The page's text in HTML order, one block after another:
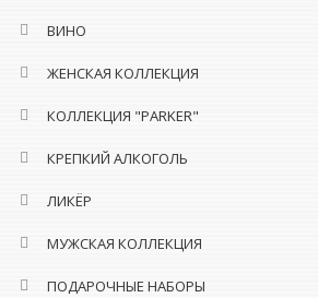
ВИНО
ЖЕНСКАЯ КОЛЛЕКЦИЯ
КОЛЛЕКЦИЯ "PARKER"
КРЕПКИЙ АЛКОГОЛЬ
ЛИКЁР
МУЖСКАЯ КОЛЛЕКЦИЯ
ПОДАРОЧНЫЕ НАБОРЫ